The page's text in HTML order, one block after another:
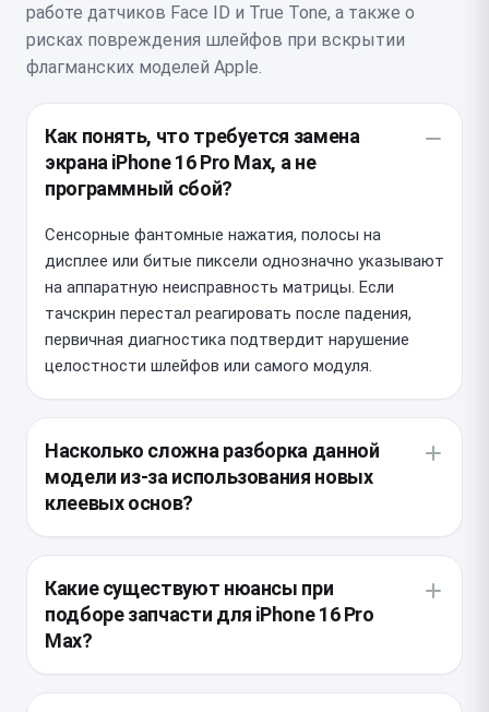
работе датчиков Face ID и True Tone, а также о
рисках повреждения шлейфов при вскрытии
флагманских моделей Apple.
Как понять, что требуется замена
экрана iPhone 16 Pro Max, а не
программный сбой?
Сенсорные фантомные нажатия, полосы на
дисплее или битые пиксели однозначно указывают
на аппаратную неисправность матрицы. Если
тачскрин перестал реагировать после падения,
первичная диагностика подтвердит нарушение
целостности шлейфов или самого модуля.
Насколько сложна разборка данной
модели из-за использования новых
клеевых основ?
режима при нагреве. Неаккуратное вскрытие
чревато повреждением тонких шлейфов датчиков
освещенности и Face ID, поэтому процедура
требует профессионального инструмента.
Какие существуют нюансы при
подборе запчасти для iPhone 16 Pro
Max?